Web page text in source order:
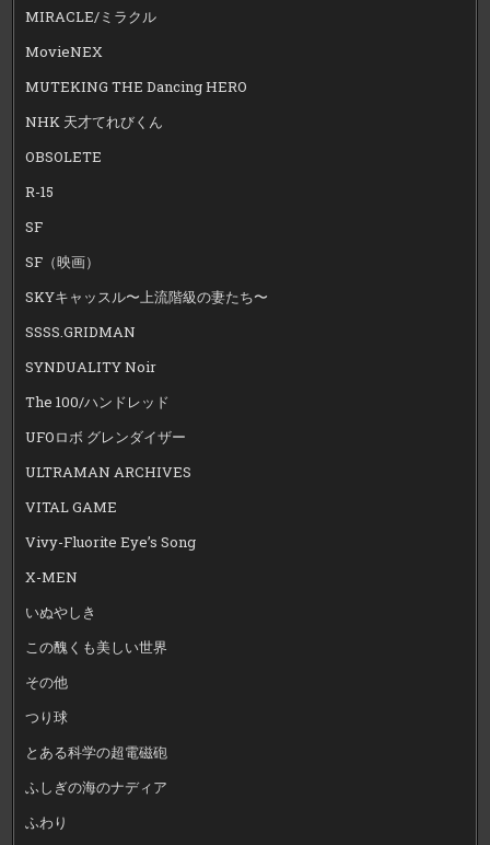
MIRACLE/ミラクル
MovieNEX
MUTEKING THE Dancing HERO
NHK 天才てれびくん
OBSOLETE
R-15
SF
SF（映画）
SKYキャッスル〜上流階級の妻たち〜
SSSS.GRIDMAN
SYNDUALITY Noir
The 100/ハンドレッド
UFOロボ グレンダイザー
ULTRAMAN ARCHIVES
VITAL GAME
Vivy-Fluorite Eye’s Song
X-MEN
いぬやしき
この醜くも美しい世界
その他
つり球
とある科学の超電磁砲
ふしぎの海のナディア
ふわり